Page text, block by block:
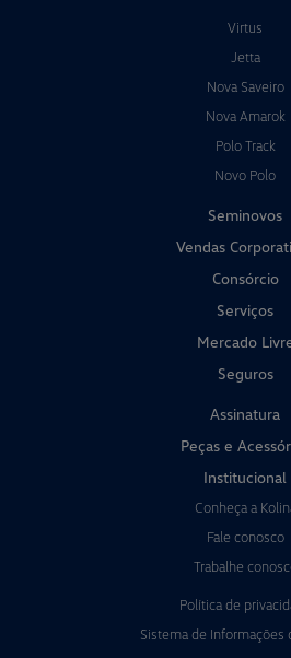
Virtus
Jetta
Nova Saveiro
Nova Amarok
Polo Track
Novo Polo
Seminovos
Vendas
Consórcio
Serviços
Mercado
Seguros
Assinatura
Peças e
Institucional
Conheça a
Fale conosco
Trabalhe
Política de
Sistema de Informações